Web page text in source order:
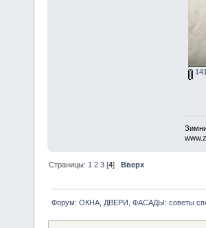
Страницы: 1 2 3 [4] Вверх
Форум: ОКНА, ДВЕРИ, ФАСАДЫ: советы